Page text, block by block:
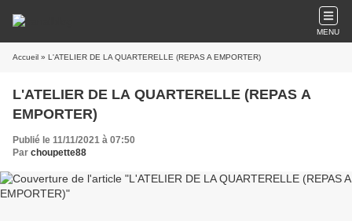
MENU
Accueil » L'ATELIER DE LA QUARTERELLE (REPAS A EMPORTER)
L'ATELIER DE LA QUARTERELLE (REPAS A
EMPORTER)
Publié le 11/11/2021 à 07:50
Par choupette88